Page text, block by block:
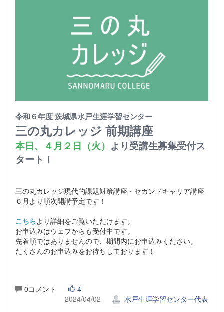
令和６年度 茨城県水戸生涯学習センター
三の丸カレッジ 前期講座
本日、４月２日（火） より受講生募集受付ス
タート！
三の丸カレッジ現代的課題対策講座・セカンドキャリア講座
６月より順次開講予定です！
こちらより詳細をご覧いただけます。
お申込みはウェブからも受付中です。
先着順ではありませんので、期間内にお申込みください。
たくさんのお申込みをお待ちしております！
0コメント
4
2024/04/02
水戸生涯学習センター代表